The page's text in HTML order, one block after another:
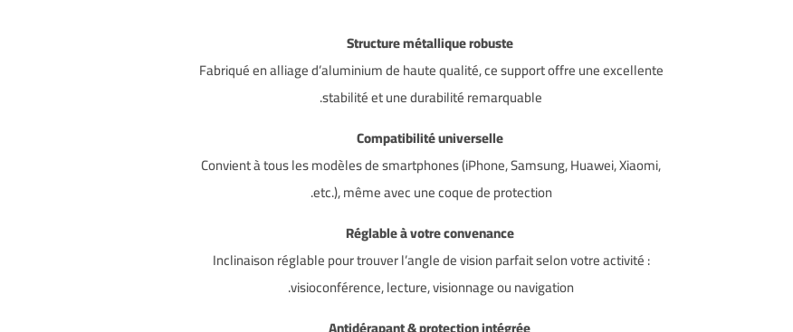
Structure métallique robuste
Fabriqué en alliage d’aluminium de haute qualité, ce support offre une excellente
stabilité et une durabilité remarquable.
Compatibilité universelle
Convient à tous les modèles de smartphones (iPhone, Samsung, Huawei, Xiaomi,
etc.), même avec une coque de protection.
Réglable à votre convenance
Inclinaison réglable pour trouver l’angle de vision parfait selon votre activité :
visioconférence, lecture, visionnage ou navigation.